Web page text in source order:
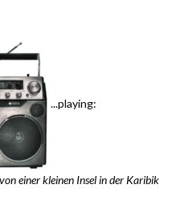
...playing:
einer kleinen Insel in der Karibik